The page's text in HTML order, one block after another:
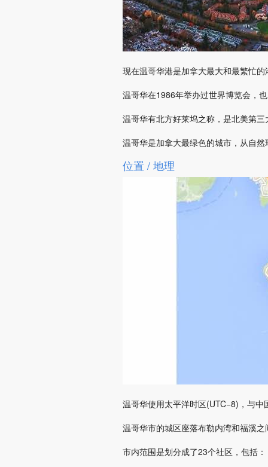
现在温哥华港是加拿大最大和最繁忙
温哥华在1986年举办过世界博览会，
温哥华有北方好莱坞之称，是北美第
温哥华是加拿大最绿色的城市，从自
位置 / 地理
温哥华使用太平洋时区(UTC−8)，与
温哥华市的城区座落布勒内湾和福溪
市内范围是划分成了23个社区，包括：